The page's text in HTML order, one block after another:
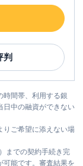
判
時間帯、利用する銀
日中の融資ができない
りご希望に添えない場
までの契約手続き完
可能です。審査結果を